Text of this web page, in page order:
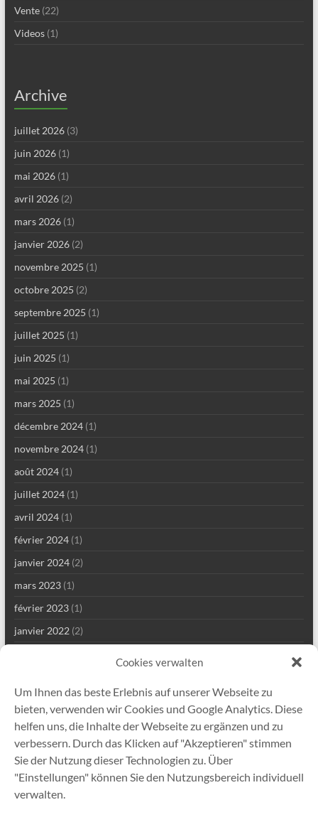
Cookies verwalten
Um Ihnen das beste Erlebnis auf unserer Webseite zu
bieten, verwenden wir Cookies und Google Analytics. Diese
helfen uns, die Inhalte der Webseite zu ergänzen und zu
verbessern. Durch das Klicken auf "Akzeptieren" stimmen
Sie der Nutzung dieser Technologien zu. Über
"Einstellungen" können Sie den Nutzungsbereich individuell
verwalten.
Vente(22)
Videos(1)
Archive
juillet 2026(3)
juin 2026(1)
mai 2026(1)
avril 2026(2)
mars 2026(1)
janvier 2026(2)
novembre 2025 (1)
octobre 2025 (2)
septembre 2025 (1)
juillet 2025 (1)
juin 2025 (1)
mai 2025 (1)
mars 2025 (1)
décembre 2024(1)
novembre 2024(1)
août 2024(1)
juillet 2024(1)
avril 2024(1)
février 2024(1)
janvier 2024(2)
mars 2023(1)
février 2023(1)
janvier 2022(2)
août 2021(4)
juillet 2021
(1)
mai 2021(7)
avril 2021(2)
janvier 2021